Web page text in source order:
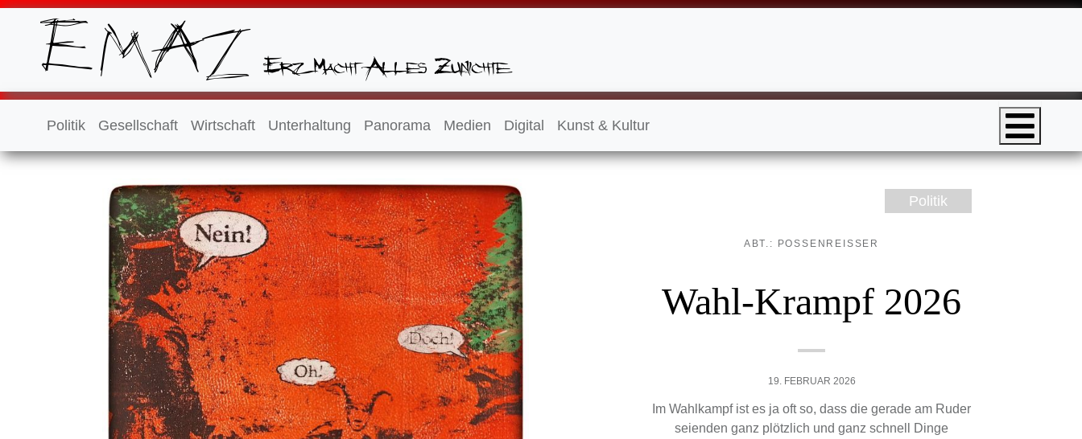
Politik Gesellschaft Wirtschaft Unterhaltung Panorama Medien Digital Kunst & Kultur
Politik
ABT.: POSSENREISSER
Wahl-Krampf 2026
19. FEBRUAR 2026
Im Wahlkampf ist es ja oft so, dass die gerade am Ruder
seienden ganz plötzlich und ganz schnell Dinge